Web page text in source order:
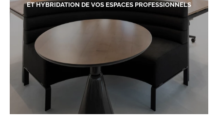
ET HYBRIDATION DE VOS ESPACES PROFESSIONNELS